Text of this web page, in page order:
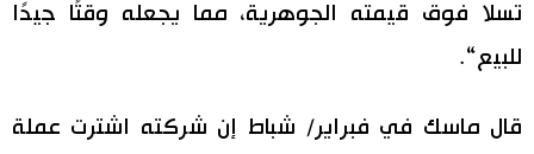
تسلا فوق قيمته الجوهرية، مما يجعله وقتًا جيدًا
للبيع“.
قال ماسك في فبراير/ شباط إن شركته اشترت عملة